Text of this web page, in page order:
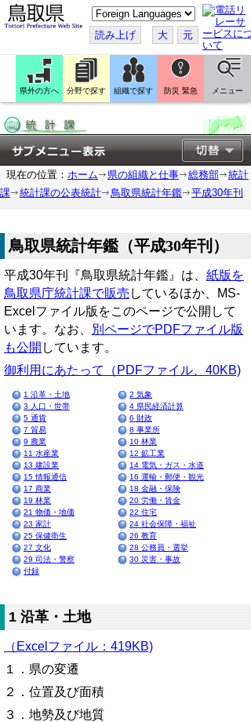
こ
の
ペ
ー
ジ
翻
訳
す
読み上げ 大 元
県外の方へ 分野で探す 組織で探す 防災 緊急 メニュー
現在の位置： ホーム 県の組織と仕事 総務部
統計
課
統計課の公表統計 鳥取県統計年鑑 平成30年刊
鳥取県統計年鑑（平成30年刊）
平成30年刊『鳥取県統計年鑑』は、 紙版を
鳥取県庁統計課で販売 しているほか、MS-
Excelファイル版をこのページで公開して
います。なお、
別ページでPDFファイル版
も公開 しています。
御利用にあたって（PDFファイル、40KB)
1 沿革・土地
2 気象
3 人口・世帯
4 県民経済計算
5 通貨
6 財政
7 貿易
8 事業所
9 農業
10 林業
11 水産業
12 鉱工業
13 建設業
14 電気・ガス・水道
15 情報通信
16 運輸・郵便・観光
17 商業
18 金融・保険
19 林業
20 労働・賃金
21 物価・地価
22 住宅
23 家計
24 社会保障・福祉
25 保健衛生
26 教育
27 文化
28 公務員・選挙
29 司法・警察
30 災害・事故
付録
1 沿革・土地
（Excelファイル：419KB)
１．県の変遷
２．位置及び面積
３．地勢及び地質